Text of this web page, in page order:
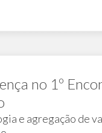
no 1º
e agregação de